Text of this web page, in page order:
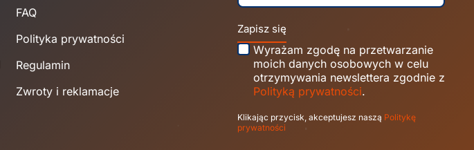
FAQ
Polityka prywatności
Regulamin
Zwroty i reklamacje
Zapisz się
Wyrażam zgodę na przetwarzanie
moich danych osobowych w celu
otrzymywania newslettera zgodnie z
Polityką prywatności.
Klikając przycisk, akceptujesz naszą Politykę
prywatności